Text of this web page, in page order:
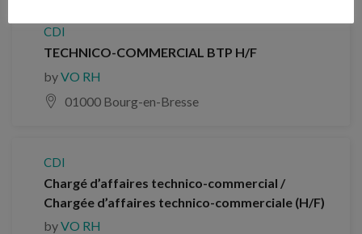
CDI
TECHNICO-COMMERCIAL BTP H/F
byVO RH
01000 Bourg-en-Bresse
CDI
Chargé d’affaires technico-commercial /
Chargée d’affaires technico-commerciale (H/F)
byVO RH